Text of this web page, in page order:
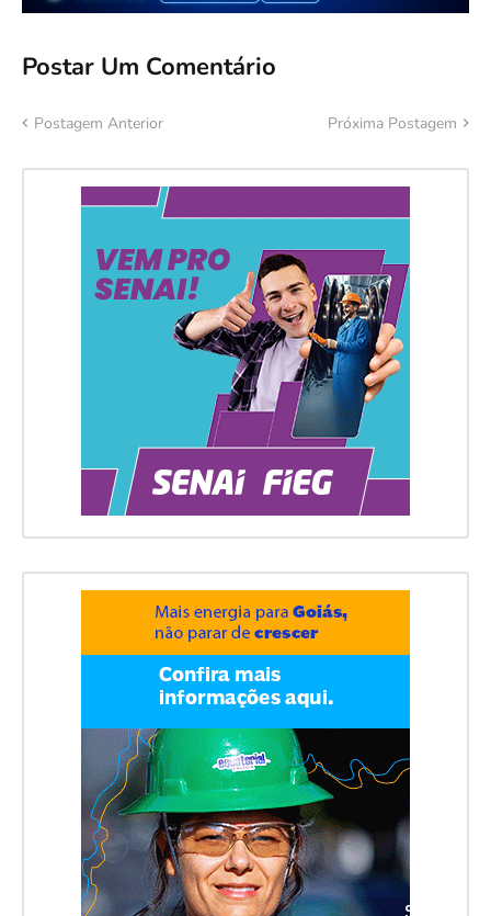
Postar Um Comentário
Postagem Anterior Próxima Postagem